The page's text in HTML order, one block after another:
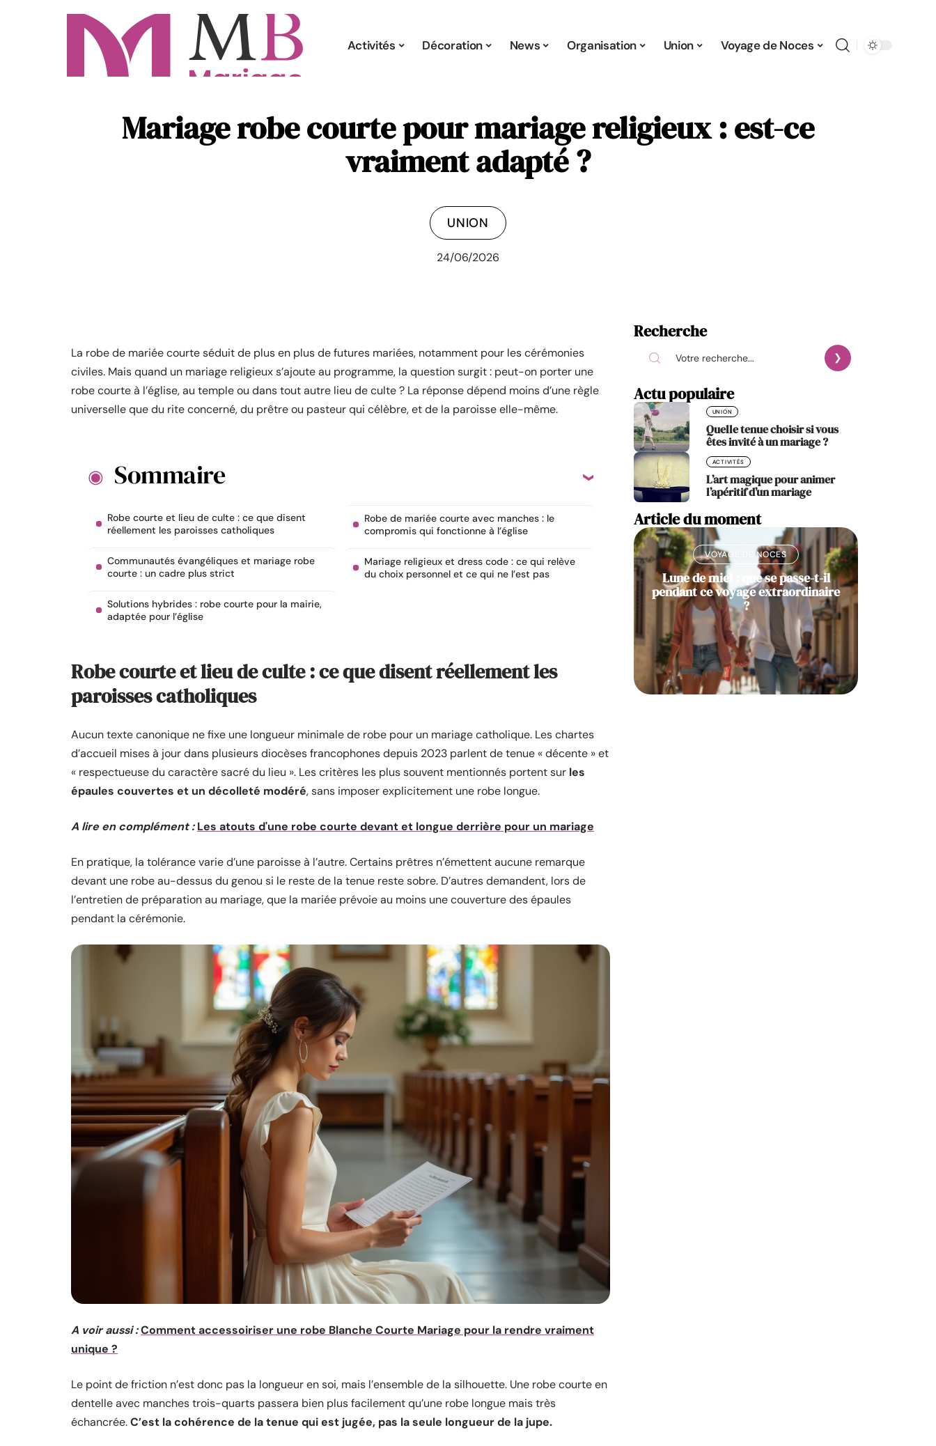
Activités Décoration News Organisation Union Voyage de Noces
Mariage robe courte pour mariage religieux : est-ce
vraiment adapté ?
UNION
24/06/2026
La robe de mariée courte séduit de plus en plus de futures mariées, notamment pour les cérémonies
civiles. Mais quand un mariage religieux s’ajoute au programme, la question surgit : peut-on porter une
robe courte à l’église, au temple ou dans tout autre lieu de culte ? La réponse dépend moins d’une règle
universelle que du rite concerné, du prêtre ou pasteur qui célèbre, et de la paroisse elle-même.
Sommaire
Robe courte et lieu de culte : ce que disent
réellement les paroisses catholiques
Communautés évangéliques et mariage robe
courte : un cadre plus strict
Solutions hybrides : robe courte pour la mairie,
adaptée pour l’église
Robe de mariée courte avec manches : le
compromis qui fonctionne à l’église
Mariage religieux et dress code : ce qui relève
du choix personnel et ce qui ne l’est pas
Robe courte et lieu de culte : ce que disent réellement les
paroisses catholiques
Aucun texte canonique ne fixe une longueur minimale de robe pour un mariage catholique. Les chartes
d’accueil mises à jour dans plusieurs diocèses francophones depuis 2023 parlent de tenue « décente » et
« respectueuse du caractère sacré du lieu ». Les critères les plus souvent mentionnés portent sur les
épaules couvertes et un décolleté modéré, sans imposer explicitement une robe longue.
A lire en complément : Les atouts d'une robe courte devant et longue derrière pour un mariage
En pratique, la tolérance varie d’une paroisse à l’autre. Certains prêtres n’émettent aucune remarque
devant une robe au-dessus du genou si le reste de la tenue reste sobre. D’autres demandent, lors de
l’entretien de préparation au mariage, que la mariée prévoie au moins une couverture des épaules
pendant la cérémonie.
A voir aussi :Comment accessoiriser une robe Blanche Courte Mariage pour la rendre vraiment
unique ?
Le point de friction n’est donc pas la longueur en soi, mais l’ensemble de la silhouette. Une robe courte en
dentelle avec manches trois-quarts passera bien plus facilement qu’une robe longue mais très
échancrée.C’est la cohérence de la tenue qui est jugée, pas la seule longueur de la jupe.
Recherche
Actu populaire
UNION
Quelle tenue choisir si vous
êtes invité à un mariage ?
ACTIVITÉS
L’art magique pour animer
l’apéritif d’un mariage
Article du moment
VOYAGE DE NOCES
Lune de miel : que se passe-t-il
pendant ce voyage extraordinaire
?